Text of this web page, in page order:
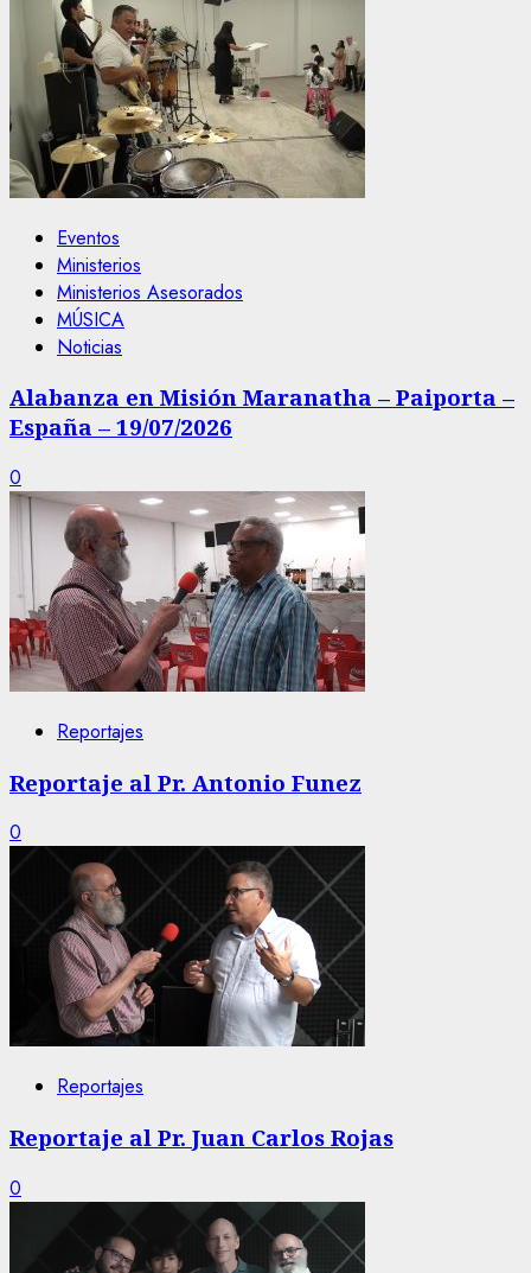
Eventos
Ministerios
Ministerios Asesorados
MÚSICA
Noticias
Alabanza en Misión Maranatha – Paiporta –
España – 19/07/2026
0
Reportajes
Reportaje al Pr. Antonio Funez
0
Reportajes
Reportaje al Pr. Juan Carlos Rojas
0